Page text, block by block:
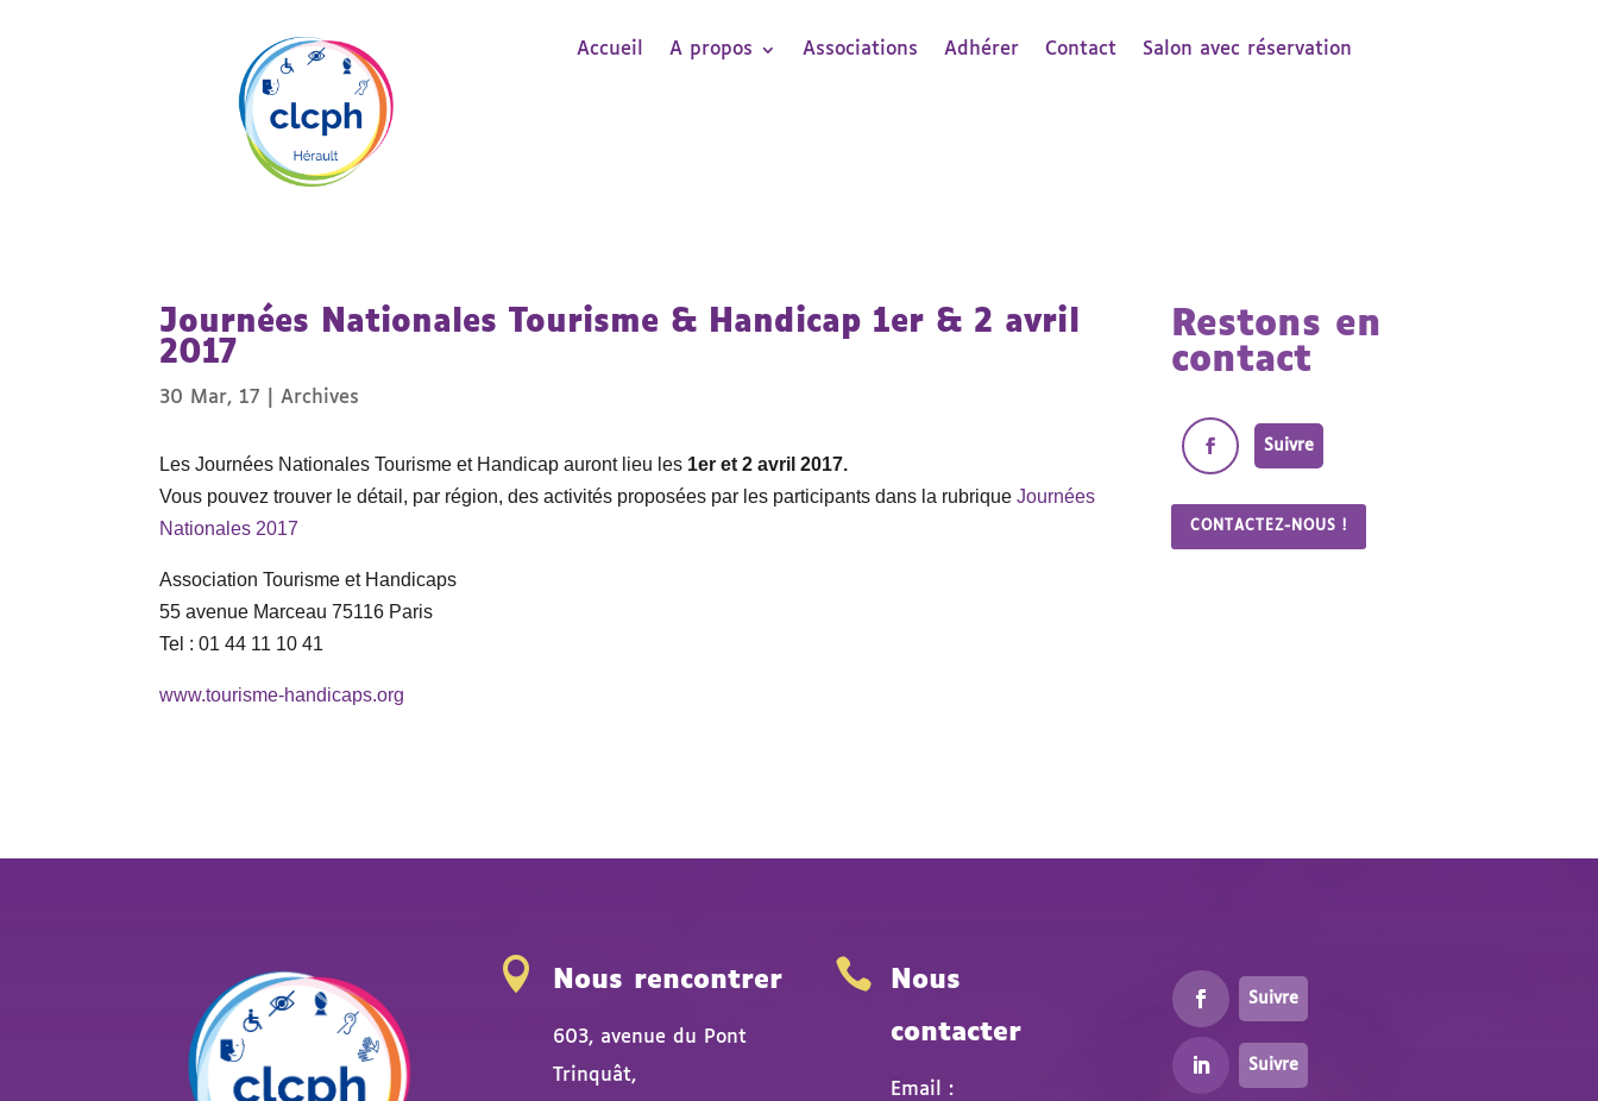
Accueil A propos Associations Adhérer Contact Salon avec réservation
Journées Nationales Tourisme & Handicap 1er & 2 avril
2017
30 Mar, 17 |Archives
Les Journées Nationales Tourisme et Handicap auront lieu les 1er et 2 avril 2017.
Vous pouvez trouver le détail, par région, des activités proposées par les participants dans la rubriqueJournées
Nationales 2017
Association Tourisme et Handicaps
55 avenue Marceau 75116 Paris
Tel : 01 44 11 10 41
www.tourisme-handicaps.org
Restons en
contact
Suivre
CONTACTEZ-NOUS !
 Nous rencontrer
603, avenue du Pont
Trinquât,

Nous
contacter
Email :
Suivre
Suivre